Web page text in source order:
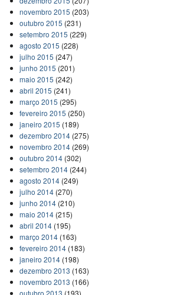
novembro 2015 (203)
outubro 2015 (231)
setembro 2015 (229)
agosto 2015 (228)
julho 2015 (247)
junho 2015 (201)
maio 2015 (242)
abril 2015 (241)
março 2015 (295)
fevereiro 2015 (250)
janeiro 2015 (189)
dezembro 2014(275)
novembro 2014(269)
outubro 2014(302)
setembro 2014(244)
agosto 2014(249)
julho 2014(270)
junho 2014(210)
maio 2014(215)
abril 2014(195)
março 2014(163)
fevereiro 2014(183)
janeiro 2014(198)
dezembro 2013 (163)
novembro 2013 (166)
outubro 2013 (193)